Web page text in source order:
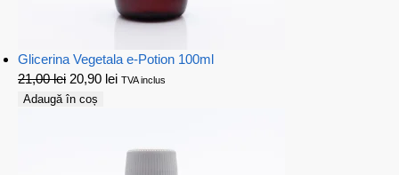
Glicerina Vegetala e-Potion 100ml
21,00lei 20,90 lei TVA inclus
Adaugă în coș